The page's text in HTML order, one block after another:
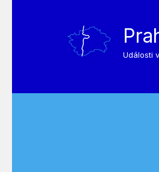
Události